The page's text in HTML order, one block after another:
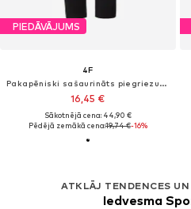
PIEDĀVĀJUMS
4F
Pakapēniski sašaurināts piegriezums Sporta bikses
16,45 €
Sākotnējā cena: 44,90 €
Pēdējā zemākā cena:19,74 €-16%
ATKLĀJ TENDENCES
Iedvesma